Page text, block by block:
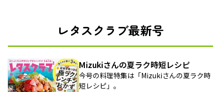
レタスクラブ最新号
Mizukiさんの夏ラク時短レシピ
今号の料理特集は「Mizukiさんの夏ラク時
短レシピ」。